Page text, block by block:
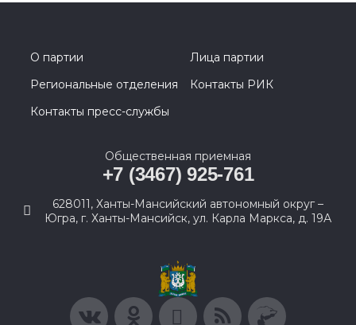
О партии
Лица партии
Региональные отделения
Контакты РИК
Контакты пресс-службы
Общественная приемная
+7 (3467) 925-761
628011, Ханты-Мансийский автономный округ –
Югра, г. Ханты-Мансийск, ул. Карла Маркса, д. 19А